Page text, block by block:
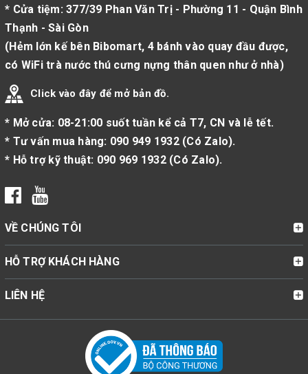
* Cửa tiệm: 377/39 Phan Văn Trị - Phường 11 - Quận Bình
Thạnh - Sài Gòn
(Hẻm lớn kế bên Bibomart, 4 bánh vào quay đầu được,
có WiFi trà nước thú cưng nựng thân quen như ở nhà)
Click vào đây để mở bản đồ.
* Mở cửa: 08-21:00 suốt tuần kể cả T7, CN và lễ tết.
* Tư vấn mua hàng: 090 949 1932(Có Zalo).
* Hỗ trợ kỹ thuật: 090 969 1932(Có Zalo).
VỀ CHÚNG TÔI
HỖ TRỢ KHÁCH HÀNG
LIÊN HỆ